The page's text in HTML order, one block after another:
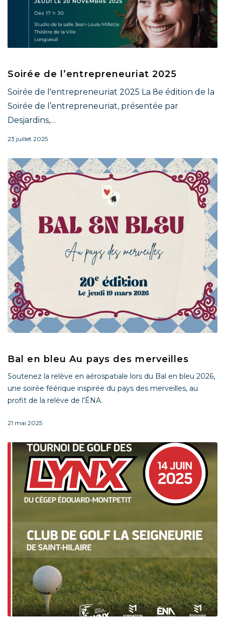
Soirée de l’entrepreneuriat 2025
Soirée de l'entrepreneuriat 2025 La 8e édition de la
Soirée de l’entrepreneuriat, présentée par
Desjardins,…
23 juillet 2025
Bal en bleu Au pays des merveilles
Soutenez la relève en aérospatiale lors du Bal en bleu 2026,
une soirée féérique inspirée du pays des merveilles, au
profit de la relève de l’ÉNA.
21 mai 2025